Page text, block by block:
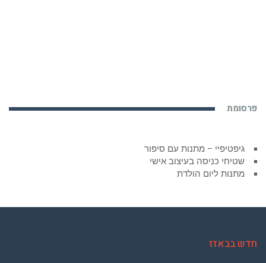
פרסומת
גיפטיפיי – מתנות עם סיפור
שטיחי כניסה בעיצוב אישי
מתנות ליום הולדת
חדש בבאזז